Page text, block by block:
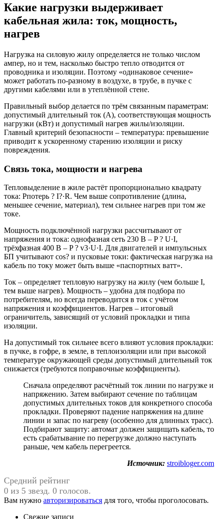
Какие нагрузки выдерживает
кабельная жила: ток, мощность,
нагрев
Нагрузка на силовую жилу определяется не только числом
ампер, но и тем, насколько быстро тепло отводится от
проводника и изоляции. Поэтому «одинаковое сечение»
может работать по-разному в воздухе, в трубе, в пучке с
другими кабелями или в утеплённой стене.
Правильный выбор делается по трём связанным параметрам:
допустимый длительный ток (А), соответствующая мощность
нагрузки (кВт) и допустимый нагрев жилы/изоляции.
Главный критерий безопасности – температура: превышение
приводит к ускоренному старению изоляции и риску
повреждения.
Связь тока, мощности и нагрева
Тепловыделение в жиле растёт пропорционально квадрату
тока: Pпотерь ? I?·R. Чем выше сопротивление (длина,
меньшее сечение, материал), тем сильнее нагрев при том же
токе.
Мощность подключённой нагрузки рассчитывают от
напряжения и тока: однофазная сеть 230 В – P ? U·I,
трёхфазная 400 В – P ? v3·U·I. Для двигателей и импульсных
БП учитывают cos? и пусковые токи: фактическая нагрузка на
кабель по току может быть выше «паспортных ватт».
Ток – определяет тепловую нагрузку на жилу (чем больше I,
тем выше нагрев). Мощность – удобна для подбора по
потребителям, но всегда переводится в ток с учётом
напряжения и коэффициентов. Нагрев – итоговый
ограничитель, зависящий от условий прокладки и типа
изоляции.
На допустимый ток сильнее всего влияют условия прокладки:
в пучке, в гофре, в земле, в теплоизоляции или при высокой
температуре окружающей среды допустимый длительный ток
снижается (требуются поправочные коэффициенты).
Сначала определяют расчётный ток линии по нагрузке и
напряжению. Затем выбирают сечение по таблицам
допустимых длительных токов для конкретного способа
прокладки. Проверяют падение напряжения на длине
линии и запас по нагреву (особенно для длинных трасс).
Подбирают защиту: автомат должен защищать кабель, то
есть срабатывание по перегрузке должно наступать
раньше, чем кабель перегреется.
Источник: stroibloger.com
Средний рейтинг
0 из 5 звезд. 0 голосов.
Вам нужно авторизироваться для того, чтобы проголосовать.
Свежие записи